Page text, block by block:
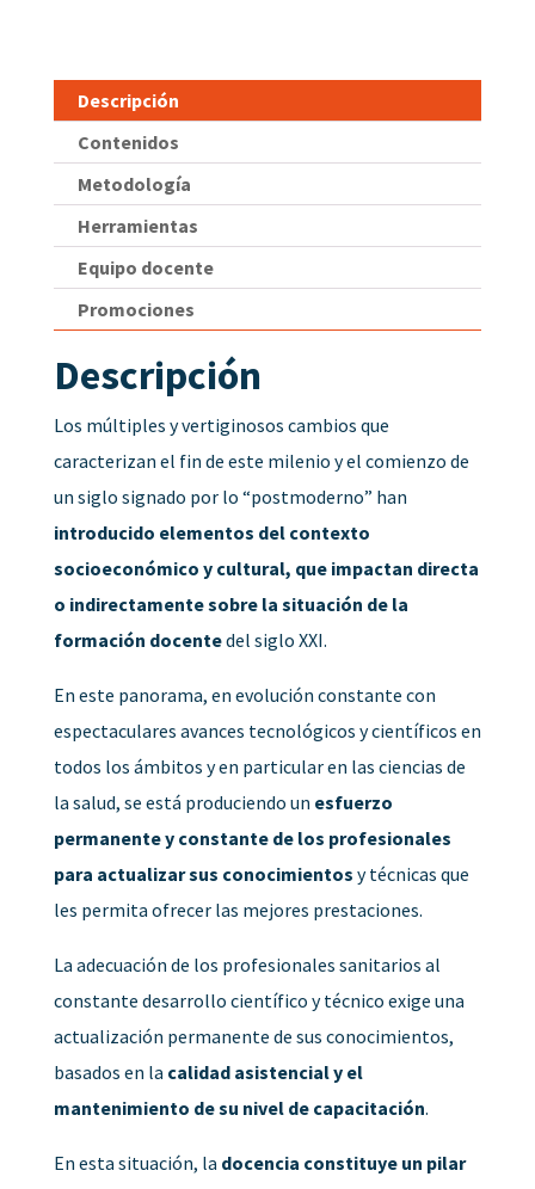
Descripción
Contenidos
Metodología
Herramientas
Equipo docente
Promociones
Descripción
Los múltiples y vertiginosos cambios que
caracterizan el fin de este milenio y el comienzo de
un siglo signado por lo “postmoderno” han
introducido elementos del contexto
socioeconómico y cultural, que impactan directa
o indirectamente sobre la situación de la
formación docentedel siglo XXI.
En este panorama, en evolución constante con
espectaculares avances tecnológicos y científicos en
todos los ámbitos y en particular en las ciencias de
la salud, se está produciendo un esfuerzo
permanente y constante de los profesionales
para actualizar sus conocimientos y técnicas que
les permita ofrecer las mejores prestaciones.
La adecuación de los profesionales sanitarios al
constante desarrollo científico y técnico exige una
actualización permanente de sus conocimientos,
basados en la calidad asistencial y el
mantenimiento de su nivel de capacitación.
En esta situación, la docencia constituye un pilar